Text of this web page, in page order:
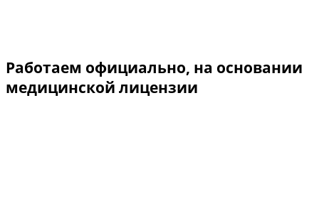
Работаем официально, на основании
медицинской лицензии